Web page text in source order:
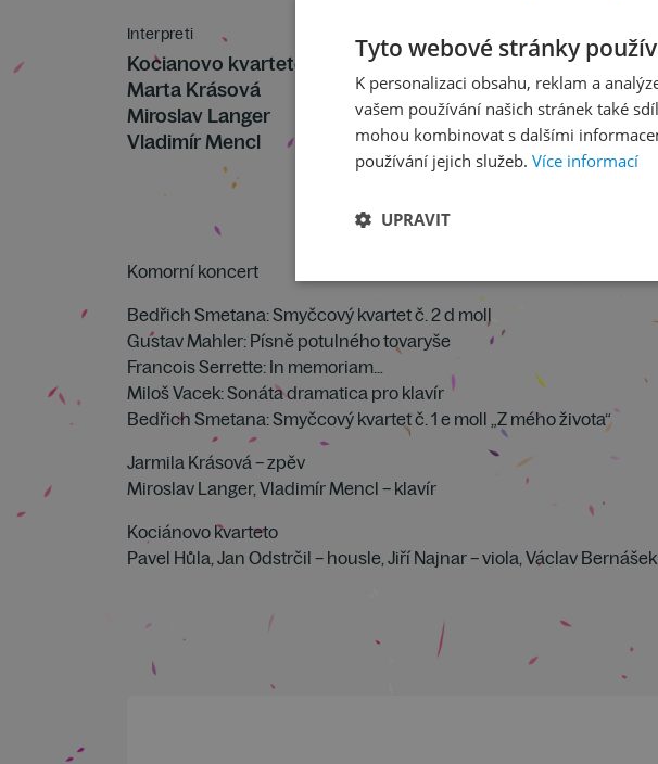
Interpreti
Kocianovo kvarteto
Marta Krásová
Miroslav Langer
Vladimír Mencl
Komorní koncert
Bedřich Smetana: Smyčcový kvartet č. 2 d moll
Gustav Mahler: Písně potulného tovaryše
Francois Serrette: In memoriam…
Miloš Vacek: Sonáta dramatica pro klavír
Bedřich Smetana: Smyčcový kvartet č. 1 e moll „Z mého života“
Jarmila Krásová – zpěv
Miroslav Langer, Vladimír Mencl – klavír
Kociánovo kvarteto
Pavel Hůla, Jan Odstrčil – housle, Jiří Najnar – viola, Václav
Tyto webové stránky
K personalizaci obsahu, reklam a
vašem používání našich stránek také
mohou kombinovat s dalšími
používání jejich služeb. Více informací
UPRAVIT